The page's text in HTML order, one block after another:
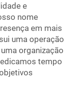
e
nome
em mais
uma operação
organização
tempo